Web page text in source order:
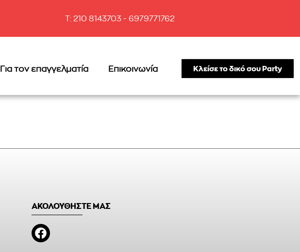
T: 210 8143703 - 6979771762
Για τον επαγγελματία Επικοινωνία Κλείσε το δικό σου Party
ΑΚΟΛΟΥΘΗΣΤΕ ΜΑΣ